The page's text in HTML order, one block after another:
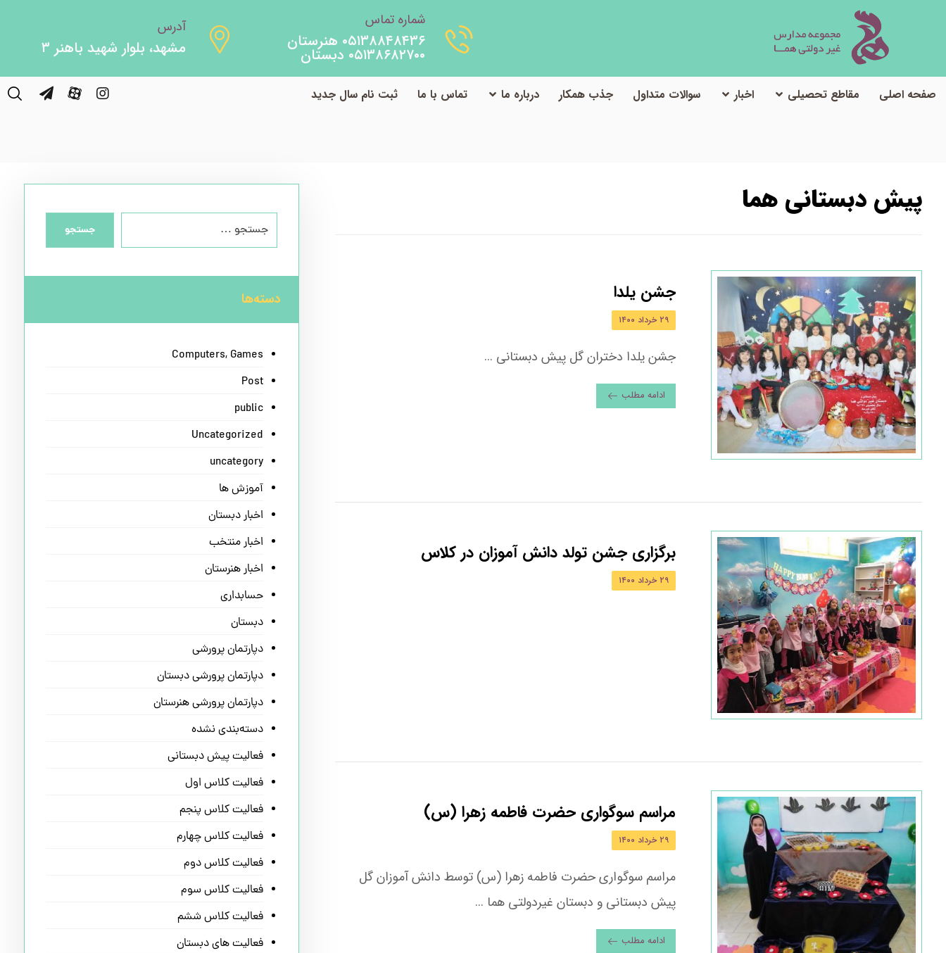
آدرس
مشهد، بلوار شهید باهنر ۳
شماره تماس
۰۵۱۳۸۸۴۸۴۳۶ هنرستان
۰۵۱۳۸۶۸۲۷۰۰ دبستان
صفحه اصلی مقاطع تحصیلی اخبار سوالات متداول جذب همکار درباره ما تماس با ما ثبت نام سال جدید
پیش دبستانی هما
جشن یلدا
۲۹ خرداد ۱۴۰۰
جشن یلدا دختران گل پیش دبستانی ...
ادامه مطلب
برگزاری جشن تولد دانش آموزان در کلاس
۲۹ خرداد ۱۴۰۰
مراسم سوگواری حضرت فاطمه زهرا (س)
۲۹ خرداد ۱۴۰۰
مراسم سوگواری حضرت فاطمه زهرا (س) توسط دانش آموزان گل
پیش دبستانی و دبستان غیردولتی هما ...
ادامه مطلب
جستجو
دسته‌ها
Computers, Games
Post
public
Uncategorized
uncategory
آموزش ها
اخبار دبستان
اخبار منتخب
اخبار هنرستان
حسابداری
دبستان
دپارتمان پرورشی
دپارتمان پرورشی دبستان
دپارتمان پرورشی هنرستان
دسته‌بندی نشده
فعالیت پیش دبستانی
فعالیت کلاس اول
فعالیت کلاس پنجم
فعالیت کلاس چهارم
فعالیت کلاس دوم
فعالیت کلاس سوم
فعالیت کلاس ششم
فعالیت های دبستان